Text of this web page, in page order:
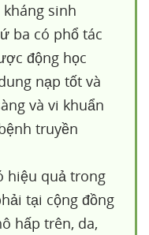
sinh
ba có phổ tác
động học
nạp tốt và
và vi khuẩn
truyền
hiệu quả trong
tại cộng đồng
hấp trên, da,